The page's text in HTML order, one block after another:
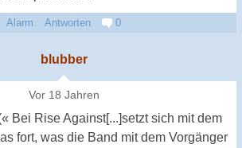
Alarm Antworten 0
blubber
Vor 18 Jahren
Bei Rise Against[...]setzt sich mit dem
fort, was die Band mit dem Vorgänger